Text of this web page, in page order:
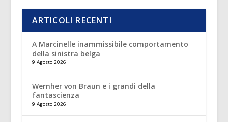
ARTICOLI RECENTI
A Marcinelle inammissibile comportamento
della sinistra belga
9 Agosto 2026
Wernher von Braun e i grandi della
fantascienza
9 Agosto 2026